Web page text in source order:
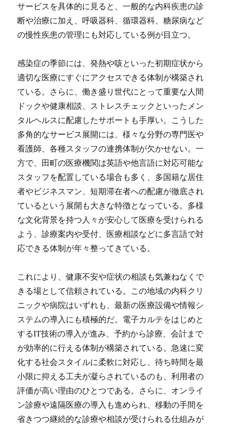
サービスを具体的に見ると、一般的な内科疾患の診
断や治療に加え、呼吸器科、循環器科、糖尿病など
の慢性疾患の管理にも対応している例が目立つ。
感染症の季節には、発熱や咳といった初期症状から
適切な医療にすぐにアクセスできる体制が構築され
ている。さらに、働き盛り世代にとって重要な人間
ドックや健康相談、ストレスチェックといったメン
タルヘルスに配慮したサポートも手厚い。こうした
多角的なサービス展開には、様々な分野の専門医や
看護師、各種スタッフの連携体制が欠かせない。一
方で、田町の医療機関は英語や他言語に対応可能な
スタッフを配置している場合も多く、多国籍な居住
者やビジネスマン、短期滞在者への配慮が徹底され
ているという展開も大きな特徴となっている。多様
な文化背景を持つ人々が安心して医療を受けられる
よう、診療案内や受付、医療相談などに多言語で対
応できる体制が年々整ってきている。
これにより、健康不安や症状の相談も気兼ねなくで
きる場として信頼されている。この地域の内科クリ
ニックや病院はいずれも、最新の医療設備や情報シ
ステムの導入にも積極的だ。電子カルテをはじめと
するIT技術の導入が進み、予約から診療、会計まで
が効率的に行える体制が構築されている。急速に変
化する社会スタイルに柔軟に対応し、待ち時間を最
小限に抑える工夫が凝らされているのも、利用者の
評価が高い理由のひとつである。さらに、オンライ
ン診療や遠隔医療の導入も進められ、移動の手間を
省きつつ継続的な診療や相談が受けられる仕組みが